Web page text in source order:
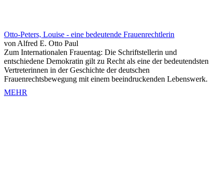
Otto-Peters, Louise - eine bedeutende Frauenrechtlerin
von Alfred E. Otto Paul
Zum Internationalen Frauentag: Die Schriftstellerin und
entschiedene Demokratin gilt zu Recht als eine der bedeutendsten
Vertreterinnen in der Geschichte der deutschen
Frauenrechtsbewegung mit einem beeindruckenden Lebenswerk.
MEHR